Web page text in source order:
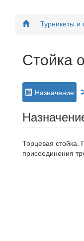
Турникеты и
Стойка
Назначение
Торцевая стойка.
присоединения